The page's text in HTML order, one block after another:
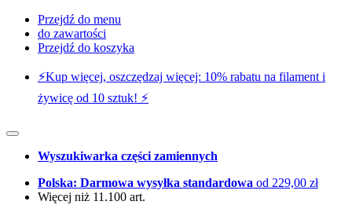
Przejdź do menu
do zawartości
Przejdź do koszyka
⚡️Kup więcej, oszczędzaj więcej: 10% rabatu na filament i
żywicę od 10 sztuk! ⚡️
Wyszukiwarka części zamiennych
Polska: Darmowa wysyłka standardowa od 229,00 zł
Więcej niż 11.100 art.